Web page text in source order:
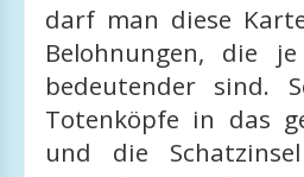
darf man diese
Belohnungen, die
bedeutender sind.
Totenköpfe in das
und die